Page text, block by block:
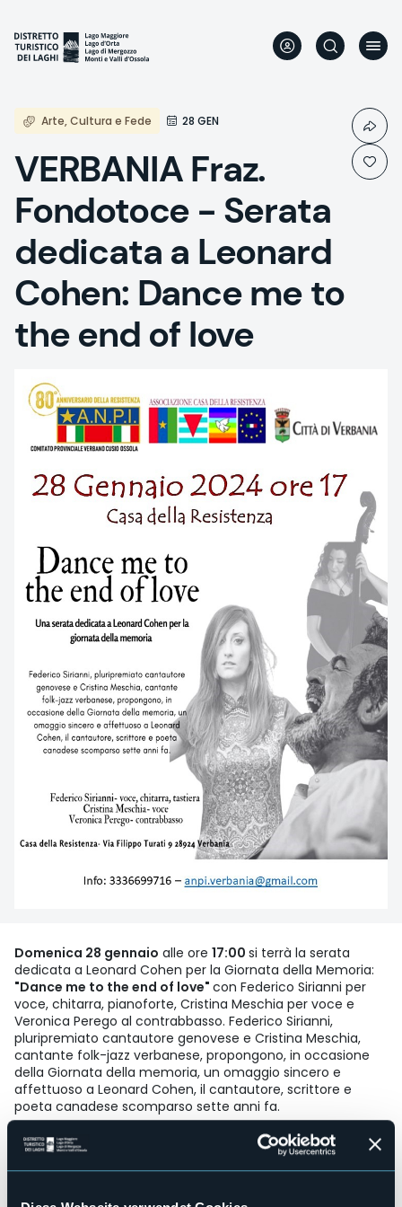
Inhalt
Arte, Cultura e Fede 28 GEN
VERBANIA Fraz.
Fondotoce - Serata
dedicata a Leonard
Cohen: Dance me to
the end of love
Domenica 28 gennaio alle ore 17:00 si terrà la serata
dedicata a Leonard Cohen per la Giornata della Memoria:
"Dance me to the end of love" con Federico Sirianni per
voce, chitarra, pianoforte, Cristina Meschia per voce e
Veronica Perego al contrabbasso. Federico Sirianni,
pluripremiato cantautore genovese e Cristina Meschia,
cantante folk-jazz verbanese, propongono, in occasione
della Giornata della memoria, un omaggio sincero e
affettuoso a Leonard Cohen, il cantautore, scrittore e
poeta canadese scomparso sette anni fa.
“Dance me to the end of love” derivava dall’aver letto,
quindi saputo, che in alcuni campi di sterminio, accanto ai
forni crematori, un gruppo di musicisti veniva costretto a